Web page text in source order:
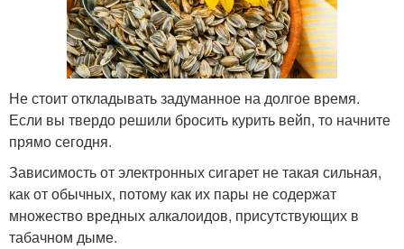
Не стоит откладывать задуманное на долгое время.
Если вы твердо решили бросить курить вейп, то начните
прямо сегодня.
Зависимость от электронных сигарет не такая сильная,
как от обычных, потому как их пары не содержат
множество вредных алкалоидов, присутствующих в
табачном дыме.